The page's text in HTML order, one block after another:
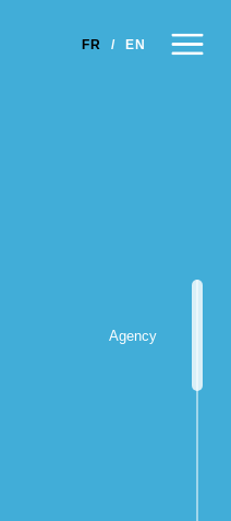
FR / EN
Agency
×